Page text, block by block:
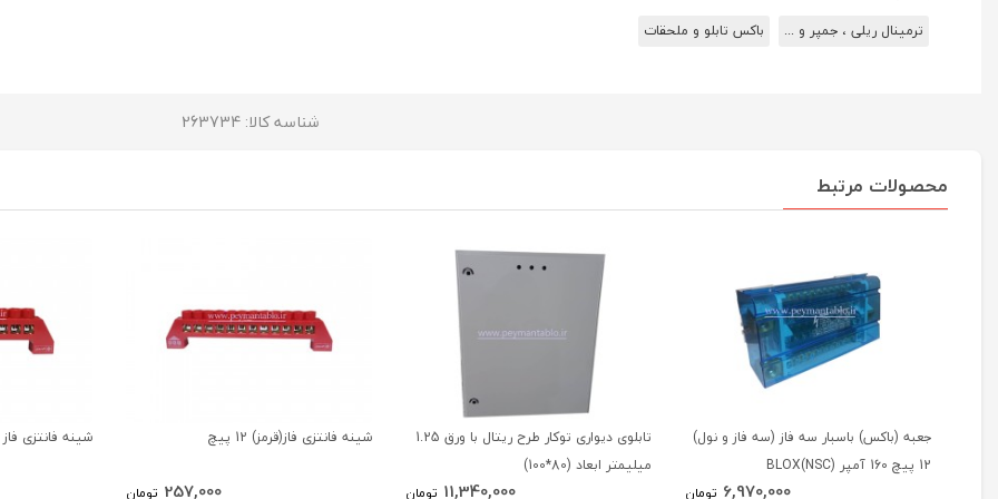
ترمینال ریلی ، جمپر و ... باکس تابلو و ملحقات
شناسه کالا: 263734
محصولات مرتبط
جعبه (باکس) باسبار سه فاز (سه فاز و نول)
12 پیچ 160 آمپر BLOX(NSC)
6,970,000 تومان
تابلوی دیواری توکار طرح ریتال با ورق 1.25
میلیمتر ابعاد (80*100)
11,340,000 تومان
شینه فانتزی فاز(قرمز) 12 پیچ
257,000 تومان
شینه فانتزی فاز